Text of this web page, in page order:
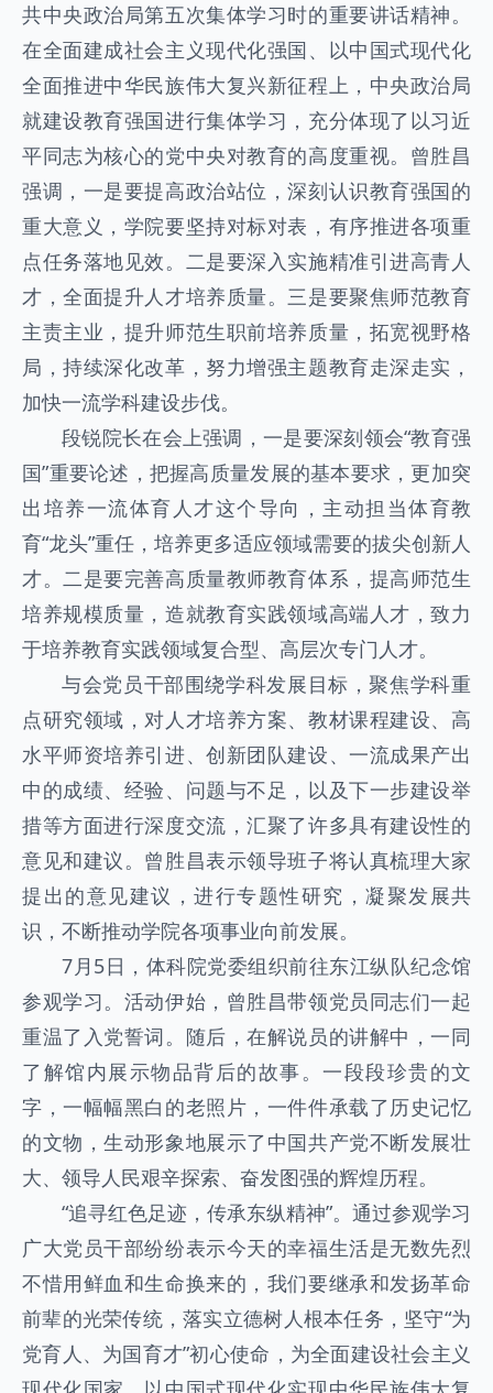
共中央政治局第五次集体学习时的重要讲话精神。
在全面建成社会主义现代化强国、以中国式现代化
全面推进中华民族伟大复兴新征程上，中央政治局
就建设教育强国进行集体学习，充分体现了以习近
平同志为核心的党中央对教育的高度重视。曾胜昌
强调，一是要提高政治站位，深刻认识教育强国的
重大意义，学院要坚持对标对表，有序推进各项重
点任务落地见效。二是要深入实施精准引进高青人
才，全面提升人才培养质量。三是要聚焦师范教育
主责主业，提升师范生职前培养质量，拓宽视野格
局，持续深化改革，努力增强主题教育走深走实，
加快一流学科建设步伐。
段锐院长在会上强调，一是要深刻领会“教育强
国”重要论述，把握高质量发展的基本要求，更加突
出培养一流体育人才这个导向，主动担当体育教
育“龙头”重任，培养更多适应领域需要的拔尖创新人
才。二是要完善高质量教师教育体系，提高师范生
培养规模质量，造就教育实践领域高端人才，致力
于培养教育实践领域复合型、高层次专门人才。
与会党员干部围绕学科发展目标，聚焦学科重
点研究领域，对人才培养方案、教材课程建设、高
水平师资培养引进、创新团队建设、一流成果产出
中的成绩、经验、问题与不足，以及下一步建设举
措等方面进行深度交流，汇聚了许多具有建设性的
意见和建议。曾胜昌表示领导班子将认真梳理大家
提出的意见建议，进行专题性研究，凝聚发展共
识，不断推动学院各项事业向前发展。
7月5日，体科院党委组织前往东江纵队纪念馆
参观学习。活动伊始，曾胜昌带领党员同志们一起
重温了入党誓词。随后，在解说员的讲解中，一同
了解馆内展示物品背后的故事。一段段珍贵的文
字，一幅幅黑白的老照片，一件件承载了历史记忆
的文物，生动形象地展示了中国共产党不断发展壮
大、领导人民艰辛探索、奋发图强的辉煌历程。
“追寻红色足迹，传承东纵精神”。通过参观学习
广大党员干部纷纷表示今天的幸福生活是无数先烈
不惜用鲜血和生命换来的，我们要继承和发扬革命
前辈的光荣传统，落实立德树人根本任务，坚守“为
党育人、为国育才”初心使命，为全面建设社会主义